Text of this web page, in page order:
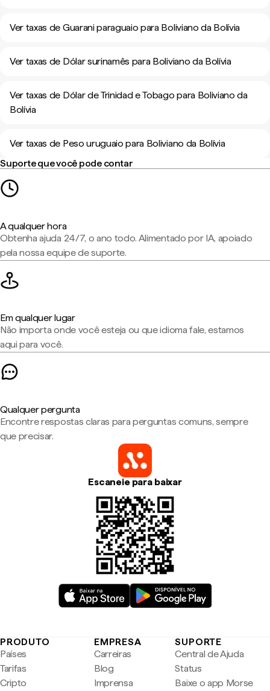
Ver taxas de Guarani paraguaio para Boliviano da Bolívia
Ver taxas de Dólar surinamês para Boliviano da Bolívia
Ver taxas de Dólar de Trinidad e Tobago para Boliviano da
Bolívia
Ver taxas de Peso uruguaio para Boliviano da Bolívia
Suporte que você pode contar
A qualquer hora
Obtenha ajuda 24/7, o ano todo. Alimentado por IA, apoiado
pela nossa equipe de suporte.
Em qualquer lugar
Não importa onde você esteja ou que idioma fale, estamos
aqui para você.
Qualquer pergunta
Encontre respostas claras para perguntas comuns, sempre
que precisar.
Escaneie para baixar
PRODUTO
Países
Tarifas
Cripto
EMPRESA
Carreiras
Blog
Imprensa
SUPORTE
Central de Ajuda
Status
Baixe o app Morse